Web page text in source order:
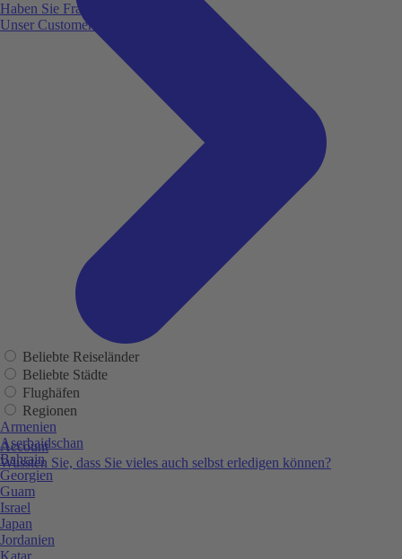
Haben Sie Fragen?
Unser Customer Service ist für Sie da!
Account
Wussten Sie, dass Sie vieles auch selbst erledigen können?
Beliebte Reiseländer
Beliebte Städte
Flughäfen
Regionen
Armenien
Aserbaidschan
Bahrain
Georgien
Guam
Israel
Japan
Jordanien
Katar